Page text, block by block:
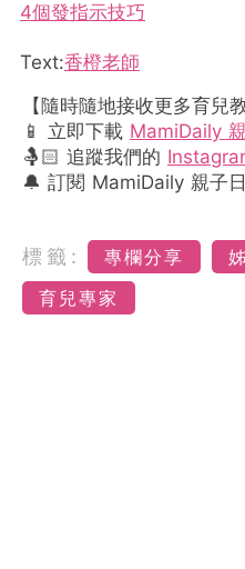
4個發指示技巧
Text:香橙老師
【隨時隨地接收更多育兒
📱 立即下載 MamiDaily
🤱🏻 追蹤我們的
🔔 訂閱 MamiDaily 親子
標籤: 專欄分享
育兒專家